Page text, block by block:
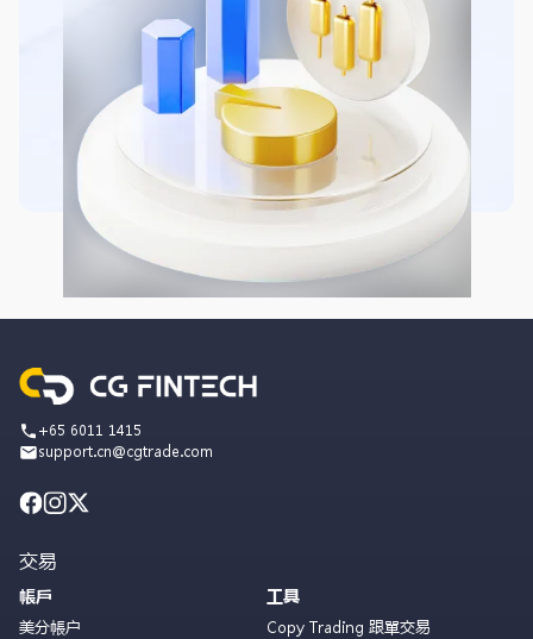
+65 6011 1415
support.cn@cgtrade.com
交易
帳戶
美分帳户
工具
Copy Trading 跟單交易